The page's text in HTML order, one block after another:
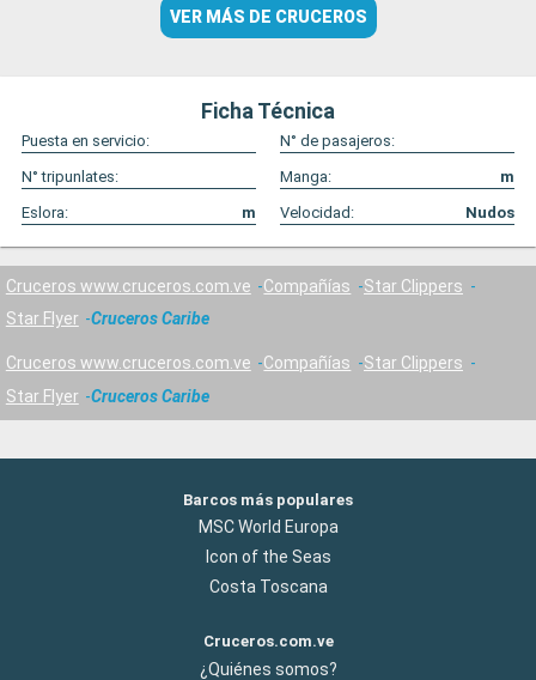
VER MÁS DE CRUCEROS
Ficha Técnica
Puesta en servicio:
N° de pasajeros:
N° tripunlates:
Manga:
m
Eslora:
m Velocidad: Nudos
Cruceros www.cruceros.com.ve Compañías
Star Clippers
Star Flyer
Cruceros Caribe
Cruceros www.cruceros.com.ve Compañías
Star Clippers
Star Flyer
Cruceros Caribe
Barcos más populares
MSC World Europa
Icon of the Seas
Costa Toscana
Cruceros.com.ve
¿Quiénes somos?